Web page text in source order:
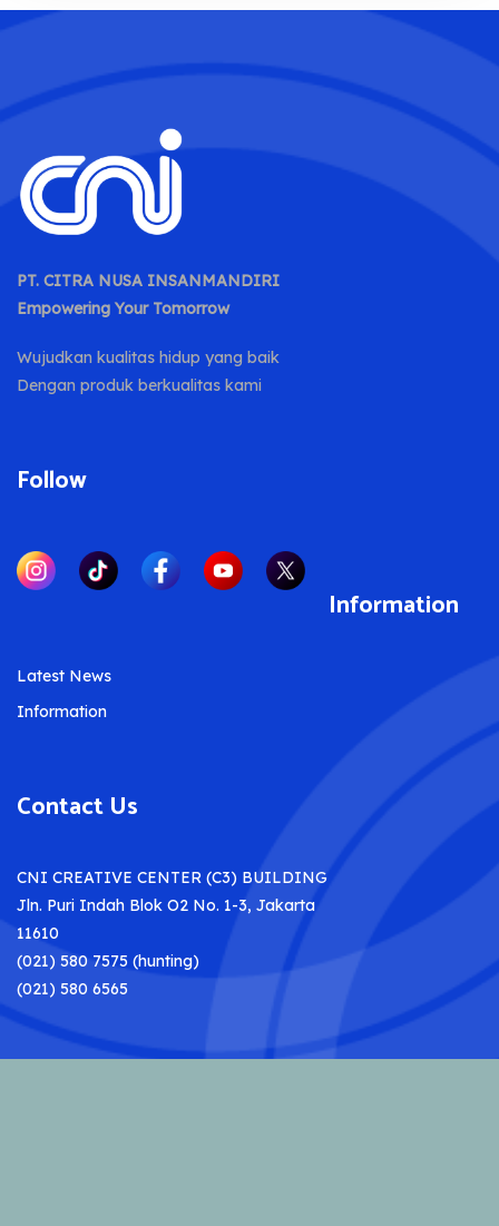
PT. CITRA NUSA INSANMANDIRI
Empowering Your Tomorrow
Wujudkan kualitas hidup yang baik
Dengan produk berkualitas kami
Follow
Information
Latest News
Information
Contact Us
CNI CREATIVE CENTER (C3) BUILDING
Jln. Puri Indah Blok O2 No. 1-3, Jakarta
11610
(021) 580 7575 (hunting)
(021) 580 6565